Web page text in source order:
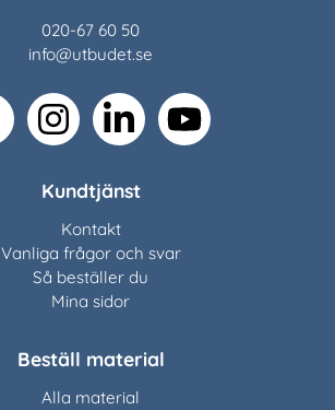
020-67 60 50
info@utbudet.se
facebookinstagramlinkedin youtube
Kundtjänst
Kontakt
Vanliga frågor och svar
Så beställer du
Mina sidor
Beställ material
Alla material